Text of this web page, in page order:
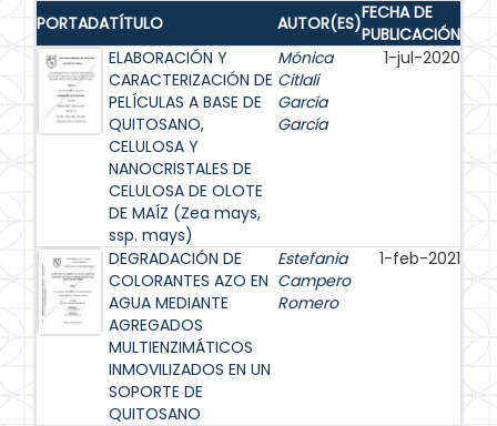
PORTADATÍTULO AUTOR(ES)FECHA DE
PUBLICACIÓN
ELABORACIÓN Y
CARACTERIZACIÓN DE
PELÍCULAS A BASE DE
QUITOSANO,
CELULOSA Y
NANOCRISTALES DE
CELULOSA DE OLOTE
DE MAÍZ (Zea mays,
ssp. mays)
Mónica
Citlali
García
García
1-jul-2020
DEGRADACIÓN DE
COLORANTES AZO EN
AGUA MEDIANTE
AGREGADOS
MULTIENZIMÁTICOS
INMOVILIZADOS EN UN
SOPORTE DE
QUITOSANO
Estefania
Campero
Romero
1-feb-2021